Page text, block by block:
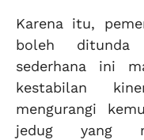
Karena itu,
boleh ditunda
sederhana ini
kestabilan
mengurangi
jedug yang